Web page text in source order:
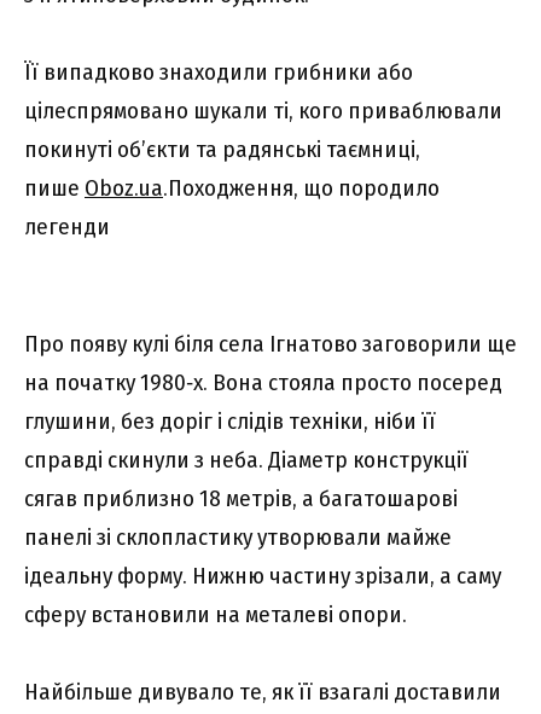
Її випадково знаходили грибники або
цілеспрямовано шукали ті, кого приваблювали
покинуті об’єкти та радянські таємниці,
пише Oboz.ua.Походження, що породило
легенди
Про появу кулі біля села Ігнатово заговорили ще
на початку 1980‑х. Вона стояла просто посеред
глушини, без доріг і слідів техніки, ніби її
справді скинули з неба. Діаметр конструкції
сягав приблизно 18 метрів, а багатошарові
панелі зі склопластику утворювали майже
ідеальну форму. Нижню частину зрізали, а саму
сферу встановили на металеві опори.
Найбільше дивувало те, як її взагалі доставили